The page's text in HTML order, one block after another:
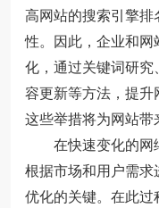
高网站的搜索引擎
性。因此，企业和
化，通过关键词研
容更新等方法，提升
这些举措将为网站带
在快速变化的网
根据市场和用户需求
优化的关键。在此